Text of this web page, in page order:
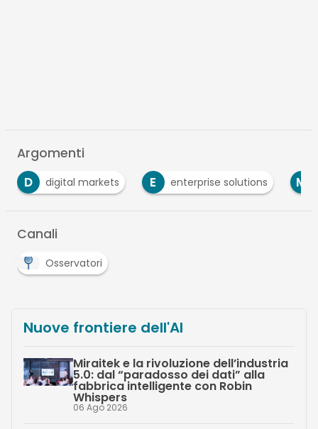
Argomenti
D
digital markets E enterprise solutions M
Canali
Osservatori
Nuove frontiere dell'AI
Miraitek e la rivoluzione dell’industria
5.0: dal “paradosso dei dati” alla
fabbrica intelligente con Robin
Whispers
06 Ago 2026